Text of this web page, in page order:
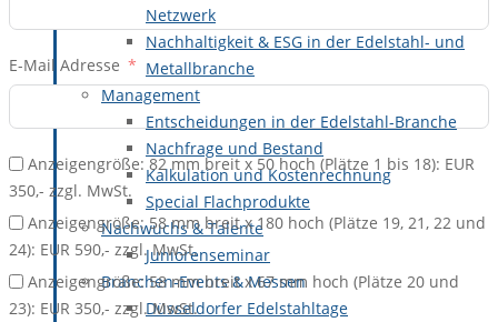
Netzwerk
Nachhaltigkeit & ESG in der Edelstahl- und
Metallbranche
Management
Entscheidungen in der Edelstahl-Branche
Nachfrage und Bestand
Kalkulation und Kostenrechnung
Special Flachprodukte
Nachwuchs & Talente
Juniorenseminar
Branchen-Events & Messen
Düsseldorfer Edelstahltage
E-Mail Adresse
Anzeigengröße: 82 mm breit x 50 hoch (Plätze 1 bis 18): EUR
350,- zzgl. MwSt.
Anzeigengröße: 58 mm breit x 180 hoch (Plätze 19, 21, 22 und
24): EUR 590,- zzgl. MwSt.
Anzeigengröße: 58 mm breit x 67 mm hoch (Plätze 20 und
23): EUR 350,- zzgl. MwSt.